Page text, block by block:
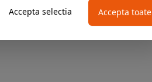
Accepta selectia Accepta toate